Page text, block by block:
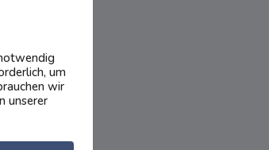
um
wir
unserer